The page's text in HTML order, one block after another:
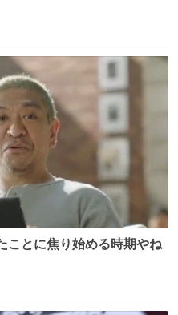
れた人
ことに焦り始める時期やね